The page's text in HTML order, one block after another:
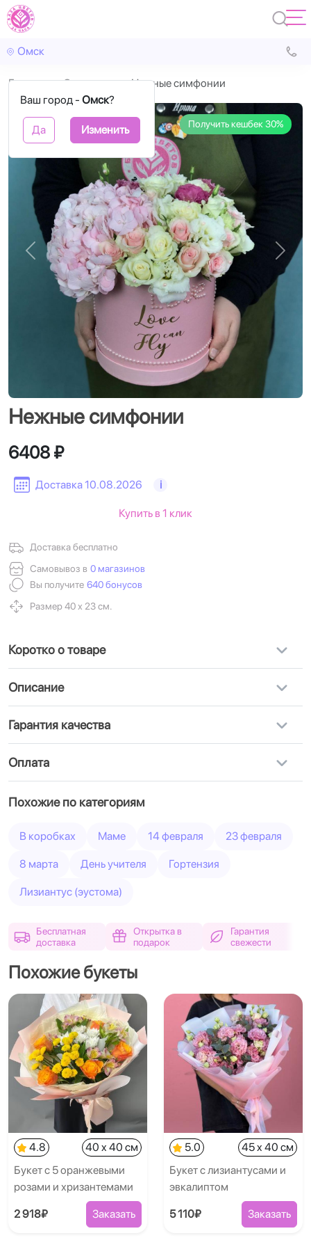
Омск
Ваш город - Омск?
Да Изменить
Главная С цветами Нежные симфонии
Получить кешбек 30%
Назад
Нежные симфонии
Доставка 10.08.2026 i
6408 ₽
Доставка бесплатно
Самовывоз в 0 магазинов
Вы получите 640 бонусов
Размер 40 х 23 см.
Купить в 1 клик
Коротко о товаре
Описание
Гарантия качества
Оплата
Похожие по категориям
В коробках Маме 14 февраля 23 февраля
8 марта День учителя Гортензия
Лизиантус (эустома)
Бесплатная
доставка
Открытка в
подарок
Гарантия
свежести
Похожие букеты
4.8
40 x 40 см
Букет с 5 оранжевыми
розами и хризантемами
2 918₽ Заказать
5.0
45 x 40 см
Букет с лизиантусами и
эвкалиптом
5 110₽ Заказать